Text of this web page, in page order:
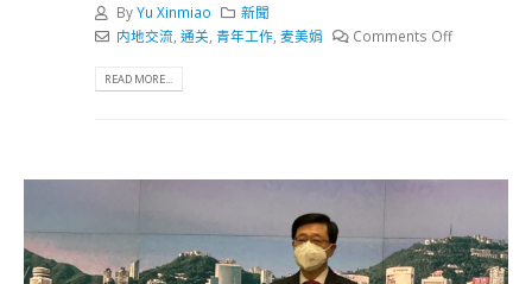
ByYu Xinmiao
新聞
内地交流 通关 青年工作, 麦美娟 Comments Off
READ MORE...